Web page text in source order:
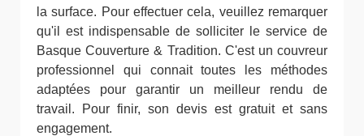
la surface. Pour effectuer cela, veuillez remarquer
qu'il est indispensable de solliciter le service de
Basque Couverture & Tradition. C'est un couvreur
professionnel qui connait toutes les méthodes
adaptées pour garantir un meilleur rendu de
travail. Pour finir, son devis est gratuit et sans
engagement.